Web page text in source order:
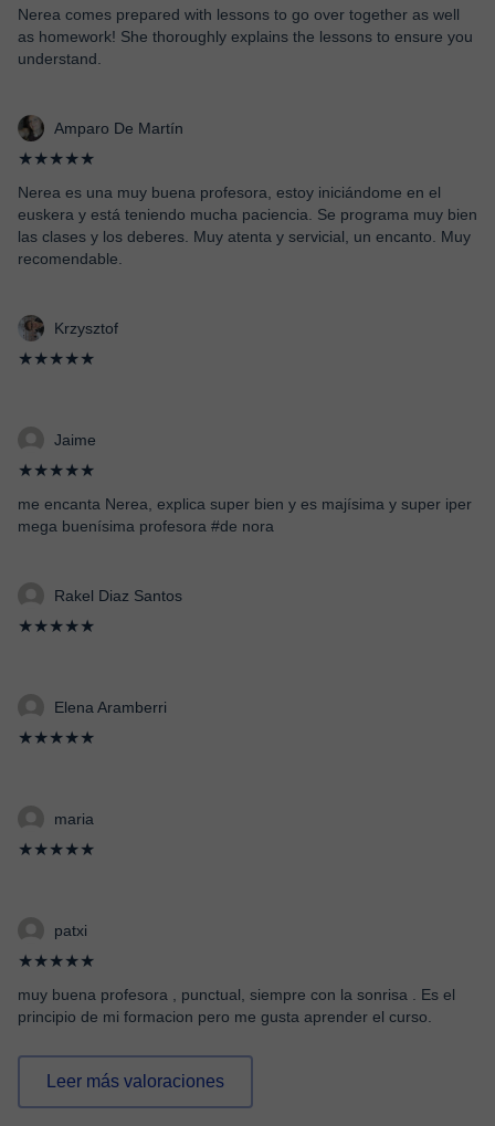
Nerea comes prepared with lessons to go over together as well
as homework! She thoroughly explains the lessons to ensure you
understand.
Amparo De Martín
★★★★★
Nerea es una muy buena profesora, estoy iniciándome en el
euskera y está teniendo mucha paciencia. Se programa muy bien
las clases y los deberes. Muy atenta y servicial, un encanto. Muy
recomendable.
Krzysztof
★★★★★
Jaime
★★★★★
me encanta Nerea, explica super bien y es majísima y super iper
mega buenísima profesora #de nora
Rakel Diaz Santos
★★★★★
Elena Aramberri
★★★★★
maria
★★★★★
patxi
★★★★★
muy buena profesora , punctual, siempre con la sonrisa . Es el
principio de mi formacion pero me gusta aprender el curso.
Leer más valoraciones